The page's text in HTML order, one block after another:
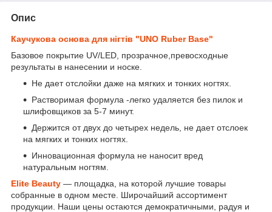
Опис
Каучукова основа для нігтів "UNO Ruber Base"
Базовое покрытие UV/LED, прозрачное,превосходные
результаты в нанесении и носке.
Не дает отслойки даже на мягких и тонких ногтях.
Растворимая формула -легко удаляется без пилок и
шлифовщиков за 5-7 минут.
Держится от двух до четырех недель, не дает отслоек
на мягких и тонких ногтях.
Инновационная формула не наносит вред
натуральным ногтям.
Elite Beauty — площадка, на которой лучшие товары
собранные в одном месте. Широчайший ассортимент
продукции. Наши цены остаются демократичными, радуя и